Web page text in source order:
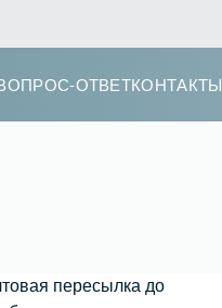
ОТВЕТКОНТАКТЫ